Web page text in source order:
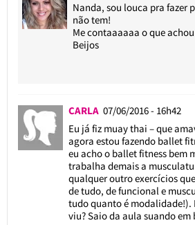
Nanda, sou louca pra fazer
não tem!
Me contaaaaaa o que
Beijos
CARLA 07/06/2016 - 16h42
Eu já fiz muay thai – que
agora estou fazendo ballet
eu acho o ballet fitness bem
trabalha demais a
qualquer outro exercícios
de tudo, de funcional e
tudo quanto é modalidade!).
viu? Saio da aula suando em